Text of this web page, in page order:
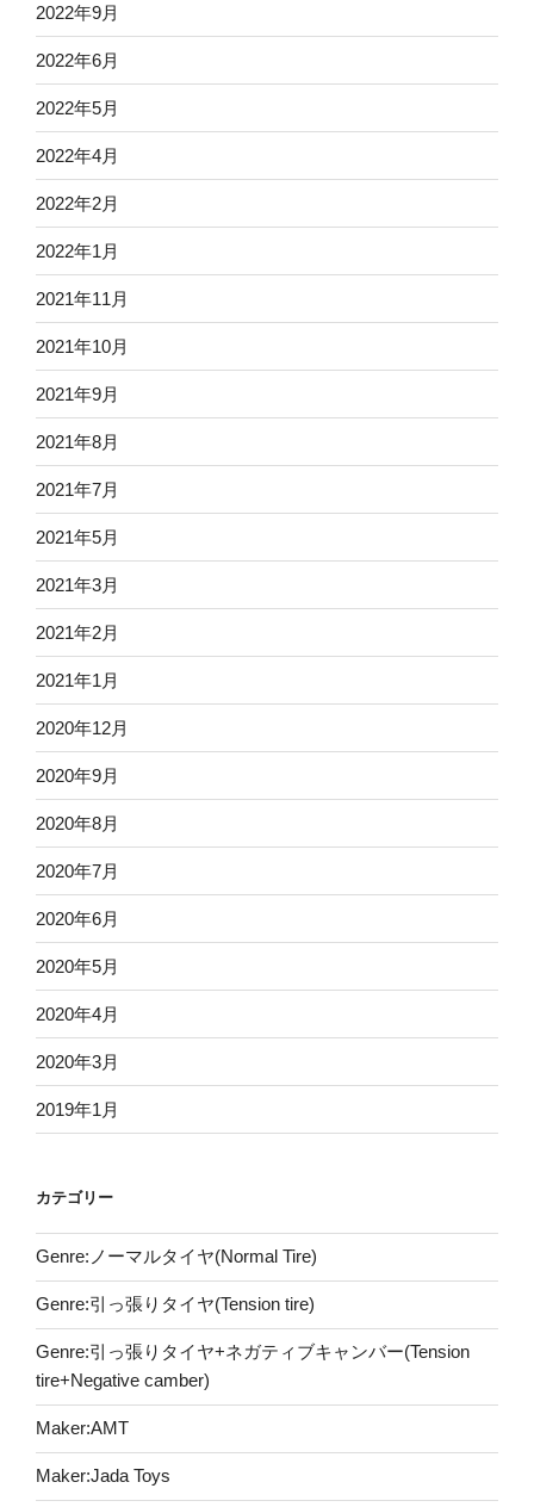
2022年9月
2022年6月
2022年5月
2022年4月
2022年2月
2022年1月
2021年11月
2021年10月
2021年9月
2021年8月
2021年7月
2021年5月
2021年3月
2021年2月
2021年1月
2020年12月
2020年9月
2020年8月
2020年7月
2020年6月
2020年5月
2020年4月
2020年3月
2019年1月
カテゴリー
Genre:ノーマルタイヤ(Normal Tire)
Genre:引っ張りタイヤ(Tension tire)
Genre:引っ張りタイヤ+ネガティブキャンバー(Tension
tire+Negative camber)
Maker:AMT
Maker:Jada Toys